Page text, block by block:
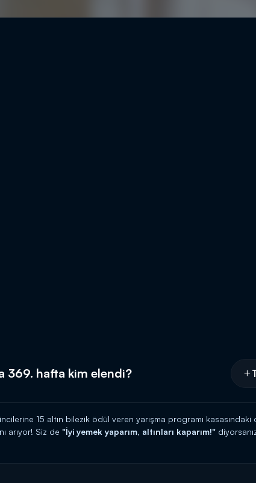
369. hafta kim elendi?
15 altın bilezik ödül veren yarışma programı
arıyor! Siz de "İyi yemek yaparım, altınları kaparım!"